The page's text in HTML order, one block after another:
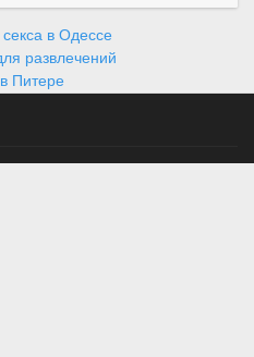
в Одессе
развлечений
Питере